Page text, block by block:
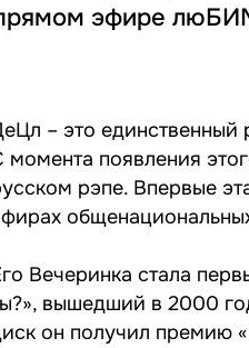
эфире
– это единственный
момента появления
рэпе. Впервые
Вечеринка стала
вышедший в 2000
он получил премию